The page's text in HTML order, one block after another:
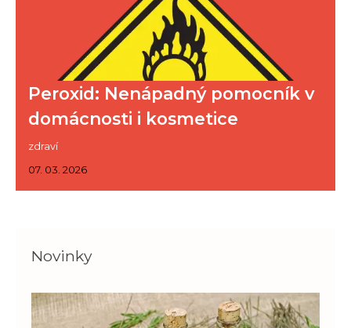
Peroxid: Nenápadný pomocník v
domácnosti i kosmetice
zdraví
07. 03. 2026
Novinky